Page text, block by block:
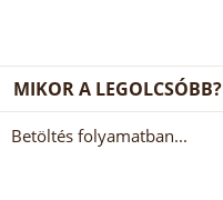
MIKOR A LEGOLCSÓBB?
Betöltés folyamatban...